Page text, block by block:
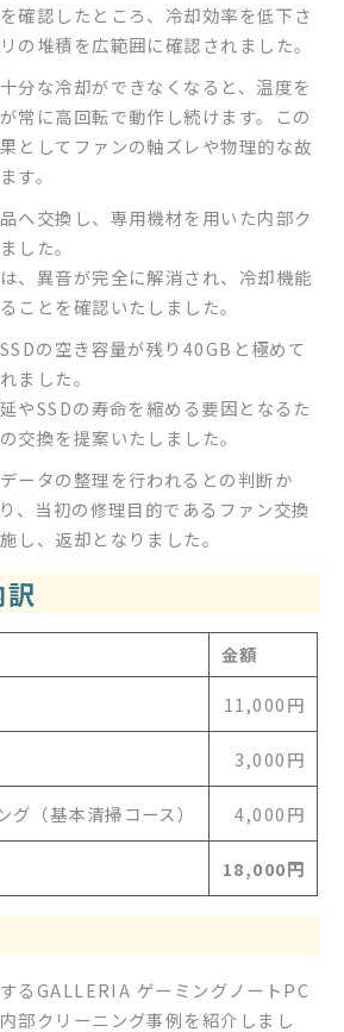
確認したところ、冷却効率を低下さ
の堆積を広範囲に確認されました。
分な冷却ができなくなると、温度を
常に高回転で動作し続けます。この
としてファンの軸ズレや物理的な故
す。
へ交換し、専用機材を用いた内部ク
した。
、異音が完全に解消され、冷却機能
ことを確認いたしました。
の空き容量が残り40GBと極めて
ました。
やSSDの寿命を縮める要因となるた
交換を提案いたしました。
ータの整理を行われるとの判断か
、当初の修理目的であるファン交換
し、返却となりました。
金額
11,000円
3,000円
（基本清掃コース） 4,000円
18,000円
るGALLERIA ゲーミングノートPC
部クリーニング事例を紹介しまし